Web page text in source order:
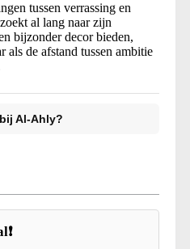
tussen verrassing en
al lang naar zijn
bijzonder decor bieden,
als de afstand tussen ambitie
Al-Ahly?